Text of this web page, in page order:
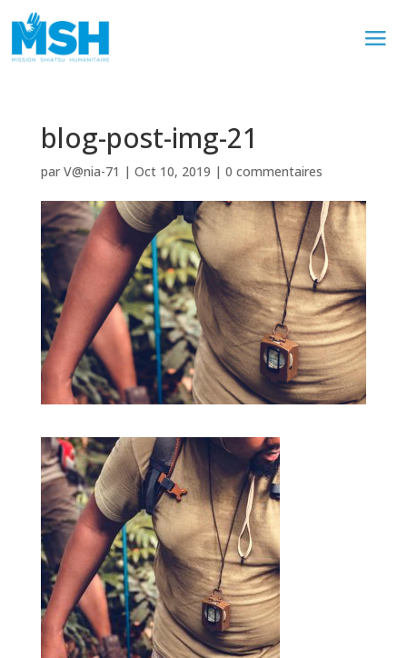
blog-post-img-21
par V@nia-71 | Oct 10, 2019 | 0 commentaires